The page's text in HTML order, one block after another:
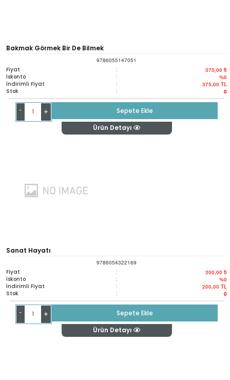
Bakmak Görmek Bir De Bilmek
9786055147051
Fiyat : 375,00 ₺
İskonto : %0
İndirimli Fiyat : 375,00 TL
Stok : 0
- +
Sepete Ekle
Ürün Detayı
Sanat Hayatı
9786054322169
Fiyat : 200,00 ₺
İskonto : %0
İndirimli Fiyat : 200,00 TL
Stok : 0
- +
Sepete Ekle
Ürün Detayı